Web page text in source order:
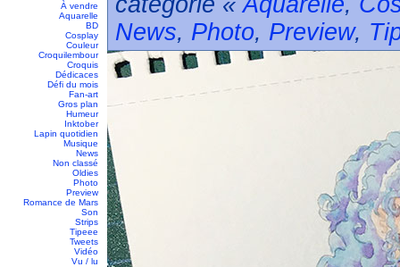
À vendre
Aquarelle
BD
Cosplay
Couleur
Croquilembour
Croquis
Dédicaces
Défi du mois
Fan-art
Gros plan
Humeur
Inktober
Lapin quotidien
Musique
News
Non classé
Oldies
Photo
Preview
Romance de Mars
Son
Strips
Tipeee
Tweets
Vidéo
Vu / lu
News, Photo, Preview,